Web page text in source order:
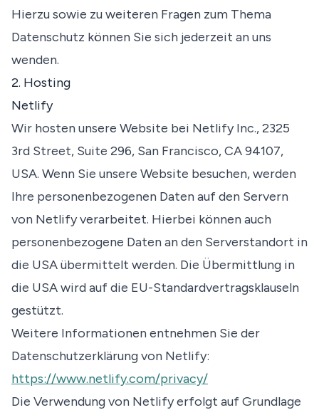
Hierzu sowie zu weiteren Fragen zum Thema
Datenschutz können Sie sich jederzeit an uns
wenden.
2. Hosting
Netlify
Wir hosten unsere Website bei Netlify Inc., 2325
3rd Street, Suite 296, San Francisco, CA 94107,
USA. Wenn Sie unsere Website besuchen, werden
Ihre personenbezogenen Daten auf den Servern
von Netlify verarbeitet. Hierbei können auch
personenbezogene Daten an den Serverstandort in
die USA übermittelt werden. Die Übermittlung in
die USA wird auf die EU-Standardvertragsklauseln
gestützt.
Weitere Informationen entnehmen Sie der
Datenschutzerklärung von Netlify:
https://www.netlify.com/privacy/
Die Verwendung von Netlify erfolgt auf Grundlage